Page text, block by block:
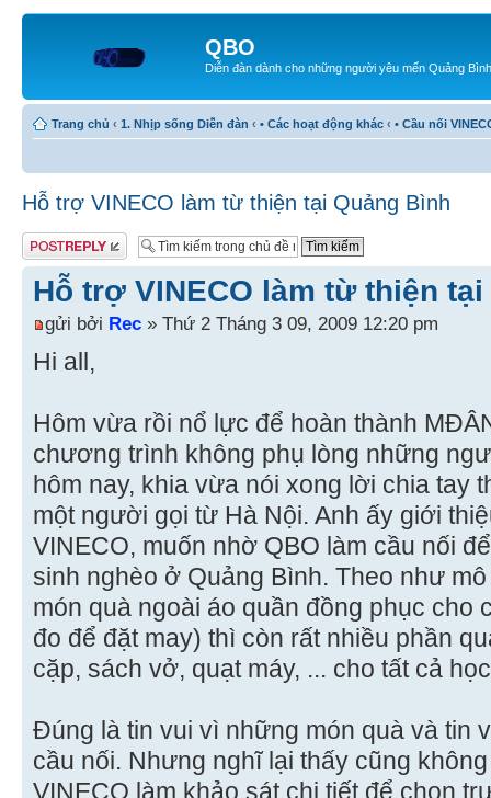
QBO
Diễn đàn dành cho những người yêu mến Quảng Bình
Trang chủ ‹ 1. Nhịp sống Diễn đàn ‹ • Các hoạt động khác ‹ • Cầu nối
Hỗ trợ VINECO làm từ thiện tại Quảng Bình
Gửi bài trả lời
Hỗ trợ VINECO làm từ thiện
gửi bởi Rec » Thứ 2 Tháng 3 09, 2009 12:20 pm
Hi all,
Hôm vừa rồi nổ lực để hoàn thành
chương trình không phụ lòng những
hôm nay, khia vừa nói xong lời chia tay
một người gọi từ Hà Nội. Anh ấy giới
VINECO, muốn nhờ QBO làm cầu nối
sinh nghèo ở Quảng Bình. Theo như
món quà ngoài áo quần đồng phục cho
đo để đặt may) thì còn rất nhiều phần
cặp, sách vở, quạt máy, ... cho tất cả
Đúng là tin vui vì những món quà và tin
cầu nối. Nhưng nghĩ lại thấy cũng
VINECO làm khảo sát chi tiết để chọn